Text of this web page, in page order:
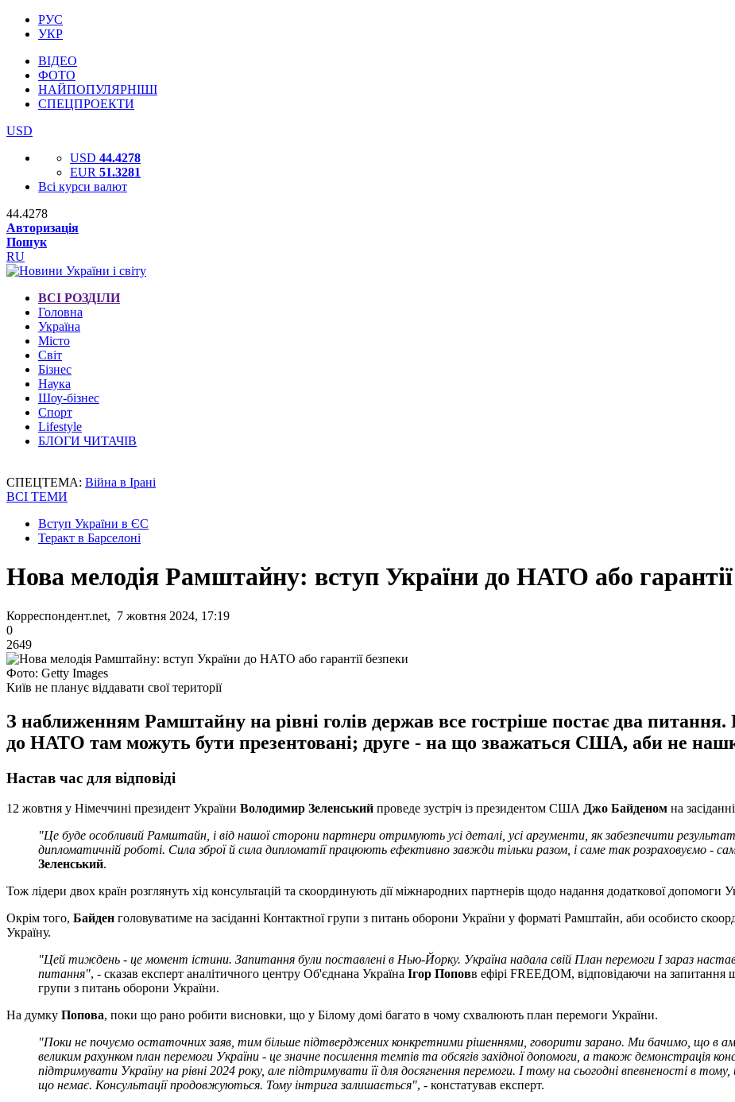
РУС
УКР
ВІДЕО
ФОТО
НАЙПОПУЛЯРНІШІ
СПЕЦПРОЕКТИ
USD
USD 44.4278
EUR 51.3281
Всі курси валют
44.4278
Авторизація
Пошук
RU
ВСІ РОЗДІЛИ
Головна
Україна
Місто
Світ
Бізнес
Наука
Шоу-бізнес
Спорт
Lifestyle
БЛОГИ ЧИТАЧІВ
СПЕЦТЕМА: Війна в Ірані
ВСІ ТЕМИ
Вступ України в ЄС
Теракт в Барселоні
Нова мелодія Рамштайну: вступ України до НАТО або гарантії
Корреспондент.net, 7 жовтня 2024, 17:19
0
2649
Фото: Getty Images
Київ не планує віддавати свої території
З наближенням Рамштайну на рівні голів держав все гостріше постає два
до НАТО там можуть бути презентовані; друге - на що зважаться США, аби не
Настав час для відповіді
12 жовтня у Німеччині президент України Володимир Зеленський проведе зустріч із президентом США Джо Байденом на
"Це буде особливий Рамштайн, і від нашої сторони партнери отримують усі деталі, усі аргументи, як забезпечити
дипломатичній роботі. Сила зброї й сила дипломатії працюють ефективно завжди тільки разом, і саме так розраховуємо -
Зеленський.
Тож лідери двох країн розглянуть хід консультацій та скоординують дії міжнародних партнерів щодо надання додаткової допомоги
Окрім того, Байден головуватиме на засіданні Контактної групи з питань оборони України у форматі Рамштайн, аби особисто
Україну.
"Цей тиждень - це момент істини. Запитання були поставлені в Нью-Йорку. Україна надала свій План перемоги І зараз
питання", - сказав експерт аналітичного центру Об'єднана Україна Ігор Поповв ефірі FREEДОМ, відповідаючи на запитання
групи з питань оборони України.
На думку Попова, поки що рано робити висновки, що у Білому домі багато в чому схвалюють план перемоги України.
"Поки не почуємо остаточних заяв, тим більше підтверджених конкретними рішеннями, говорити зарано. Ми бачимо, що в
великим рахунком план перемоги України - це значне посилення темпів та обсягів західної допомоги, а також демонстрація
підтримувати Україну на рівні 2024 року, але підтримувати її для досягнення перемоги. І тому на сьогодні впевненості в
що немає. Консультації продовжуються. Тому інтрига залишається", - констатував експерт.